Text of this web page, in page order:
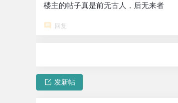
楼主的帖子真是前无古人，后无来者
回复
发新帖